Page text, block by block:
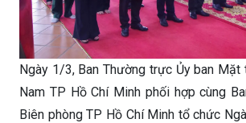
Ngày 1/3, Ban Thường trực Ủy ban Mặt
Nam TP Hồ Chí Minh phối hợp cùng
Biên phòng TP Hồ Chí Minh tổ chức